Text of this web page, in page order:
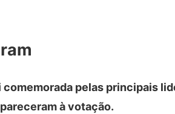
comemorada pelas principais
à votação.